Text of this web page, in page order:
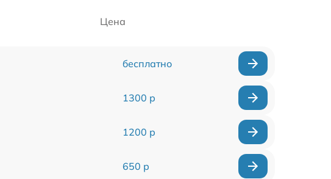
Цена
бесплатно
1300 р
1200 р
650 р